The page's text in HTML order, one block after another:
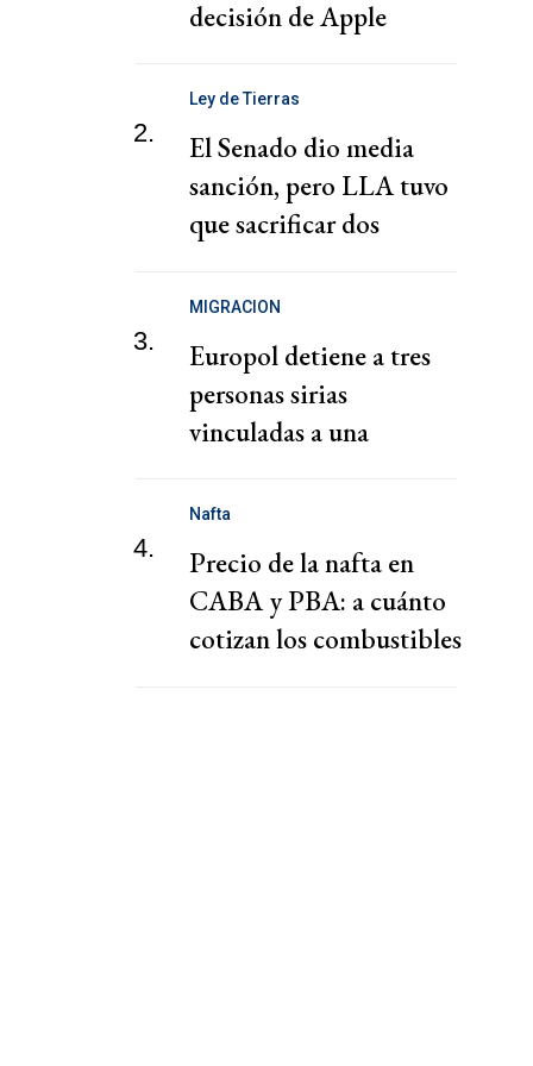
decisión de Apple
2.
Ley de Tierras
El Senado dio media
sanción, pero LLA tuvo
que sacrificar dos
3.
MIGRACION
Europol detiene a tres
personas sirias
vinculadas a una
de migrantes
4.
Nafta
Precio de la nafta en
CABA y PBA: a cuánto
cotizan los combustibles